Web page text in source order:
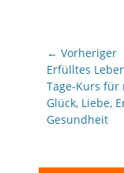
← Vorheriger
Vorheriger
Beitrag:
Erfülltes
Tage-Kurs für
Glück, Liebe,
Gesundheit